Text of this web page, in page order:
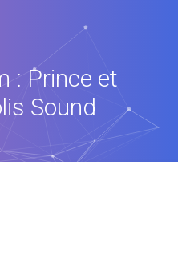
: Prince et
Sound